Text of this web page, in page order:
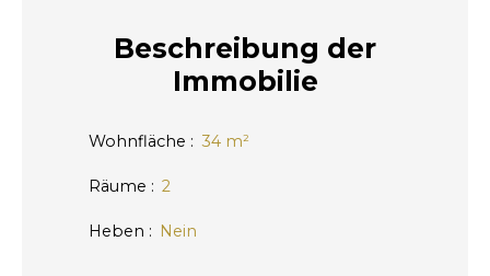
Beschreibung der
Immobilie
Wohnfläche : 34 m²
Räume : 2
Heben : Nein